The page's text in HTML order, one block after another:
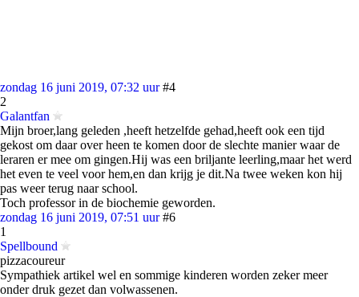
zondag 16 juni 2019, 07:32 uur #4
2
Galantfan
Mijn broer,lang geleden ,heeft hetzelfde gehad,heeft ook een tijd
gekost om daar over heen te komen door de slechte manier waar de
leraren er mee om gingen.Hij was een briljante leerling,maar het werd
het even te veel voor hem,en dan krijg je dit.Na twee weken kon hij
pas weer terug naar school.
Toch professor in de biochemie geworden.
zondag 16 juni 2019, 07:51 uur #6
1
Spellbound
pizzacoureur
Sympathiek artikel wel en sommige kinderen worden zeker meer
onder druk gezet dan volwassenen.